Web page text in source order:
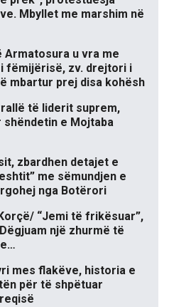
Mbyllet me marshim në
u vra me
fëmijërisë, zv. drejtori i
mbartur prej disa kohësh
të liderit suprem,
e Mojtaba
zbardhen detajet e
me sëmundjen e
nga Botërori
“Jemi të frikësuar”,
një zhurmë të
mes flakëve, historia e
për të shpëtuar